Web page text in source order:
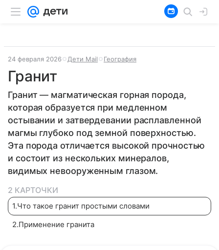
24 февраля 2026 Дети Mail География
Гранит
Гранит — магматическая горная порода,
которая образуется при медленном
остывании и затвердевании расплавленной
магмы глубоко под земной поверхностью.
Эта порода отличается высокой прочностью
и состоит из нескольких минералов,
видимых невооруженным глазом.
2 КАРТОЧКИ
1.Что такое гранит простыми словами
2.Применение гранита